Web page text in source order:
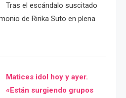
Tras el escándalo suscitado
de Ririka Suto en plena
Matices idol hoy y ayer.
«Están surgiendo grupos